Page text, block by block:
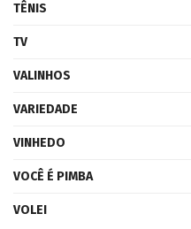
TÊNIS
TV
VALINHOS
VARIEDADE
VINHEDO
VOCÊ É PIMBA
VOLEI